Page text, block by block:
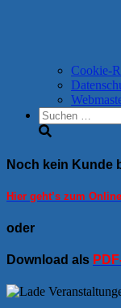
Cookie-
Suchen
nach:
Noch kein Kunde
Hier geht’s zum
oder
Download als